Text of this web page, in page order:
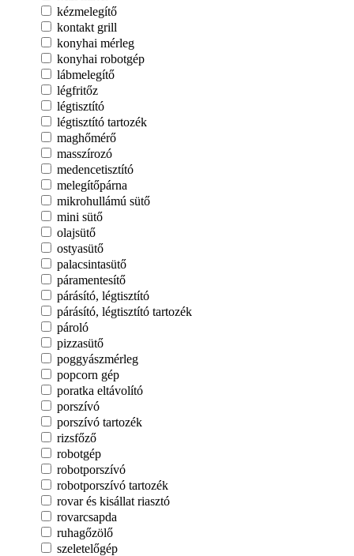
kézmelegítő
kontakt grill
konyhai mérleg
konyhai robotgép
lábmelegítő
légfritőz
légtisztító
légtisztító tartozék
maghőmérő
masszírozó
medencetisztító
melegítőpárna
mikrohullámú sütő
mini sütő
olajsütő
ostyasütő
palacsintasütő
páramentesítő
párásító, légtisztító
párásító, légtisztító tartozék
pároló
pizzasütő
poggyászmérleg
popcorn gép
poratka eltávolító
porszívó
porszívó tartozék
rizsfőző
robotgép
robotporszívó
robotporszívó tartozék
rovar és kisállat riasztó
rovarcsapda
ruhagőzölő
szeletelőgép